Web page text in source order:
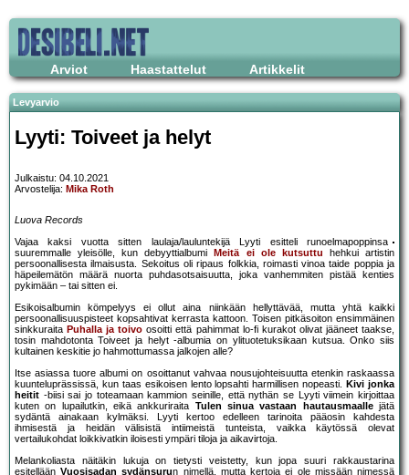
Arviot Haastattelut Artikkelit
Levyarvio
Lyyti: Toiveet ja helyt
Julkaistu: 04.10.2021
Arvostelija: Mika Roth
Luova Records
Vajaa kaksi vuotta sitten laulaja/lauluntekijä Lyyti esitteli runoelmapoppinsa
suuremmalle yleisölle, kun debyyttialbumi
Meitä ei ole kutsuttu hehkui artistin
persoonallisesta ilmaisusta. Sekoitus oli ripaus folkkia, roimasti vinoa taide poppia ja
häpeilemätön määrä nuorta puhdasotsaisuutta, joka vanhemmiten pistää kenties
pykimään – tai sitten ei.
Esikoisalbumin kömpelyys ei ollut aina niinkään hellyttävää, mutta yhtä kaikki
persoonallisuuspisteet kopsahtivat kerrasta kattoon. Toisen pitkäsoiton ensimmäinen
sinkkuraita Puhalla ja toivo osoitti että pahimmat lo-fi kurakot olivat jääneet taakse,
tosin mahdotonta Toiveet ja helyt -albumia on ylituotetuksikaan kutsua. Onko siis
kultainen keskitie jo hahmottumassa jalkojen alle?
Itse asiassa tuore albumi on osoittanut vahvaa nousujohteisuutta etenkin raskaassa
kuunteluprässissä, kun taas esikoisen lento lopsahti harmillisen nopeasti. Kivi jonka
heitit -biisi sai jo toteamaan kammion seinille, että nythän se Lyyti viimein kirjoittaa
kuten on lupailutkin, eikä ankkuriraita Tulen sinua vastaan hautausmaallejätä
sydäntä ainakaan kylmäksi. Lyyti kertoo edelleen tarinoita pääosin kahdesta
ihmisestä ja heidän välisistä intiimeistä tunteista, vaikka käytössä olevat
vertailukohdat loikkivatkin iloisesti ympäri tiloja ja aikavirtoja.
Melankoliasta näitäkin lukuja on tietysti veistetty, kun jopa suuri rakkaustarina
esitelläänVuosisadan sydänsurun nimellä, mutta kertoja ei ole missään nimessä